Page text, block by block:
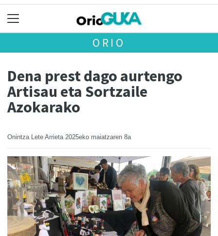
ORIO
Dena prest dago aurtengo
Artisau eta Sortzaile
Azokarako
Onintza Lete Arrieta 2025eko maiatzaren 8a